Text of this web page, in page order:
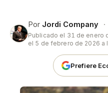
Por Jordi Company ·
Publicado el 31 de enero
el 5 de febrero de 2026 a
Prefiere